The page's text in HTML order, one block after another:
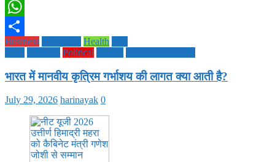
Twitter
WhatsApp
Share
Business Health
Political
भारत में मानवीय कृत्रिम गर्भाशय की लागत क्या आती है?
July 29, 2026 harinayak 0